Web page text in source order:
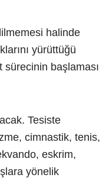
halinde
yürüttüğü
başlaması
Tesiste
cimnastik, tenis,
eskrim,
yönelik